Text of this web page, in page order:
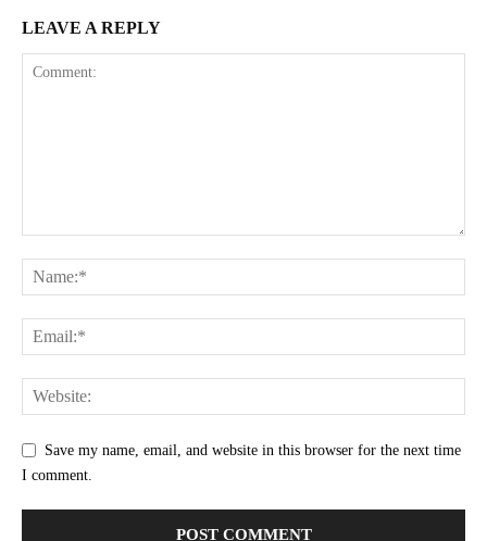
LEAVE A REPLY
Save my name, email, and website in this browser for the next time
I comment.